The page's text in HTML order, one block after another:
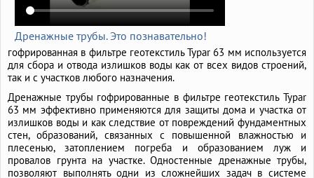
Дренажные трубы. Это познавательно!
гофрированная в фильтре геотекстиль Typar 63 мм используется
для сбора и отвода излишков воды как от всех видов строений,
так и с участков любого назначения.
Дренажные трубы гофрированные в фильтре геотекстиль Typar
63 мм эффективно применяются для защиты дома и участка от
излишков воды и как следствие от повреждений фундаментных
стен, образований, связанных с повышенной влажностью и
плесенью, затоплением погреба и образованием луж и
провалов грунта на участке. Одностенные дренажные трубы,
позволяют выполнять одни из сложнейших задач в системе